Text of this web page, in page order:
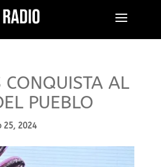
CONQUISTA AL
PUEBLO
25, 2024